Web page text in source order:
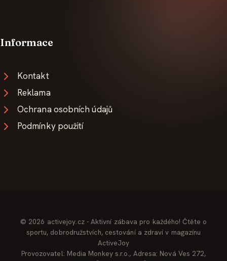
Informace
Kontakt
Reklama
Ochrana osobních údajů
Podmínky použití
© 2026 activejoy.cz - Aktivní zábava pro každého! Čtěte o
sportu, dobrodružstvích, cestování a zdraví v magazínu
ActiveJoy
Provozovatel: Media Monkey s.r.o., Adresa: Nová Ves 272,